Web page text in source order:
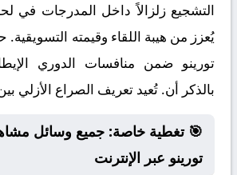
التشجيع زلزالاً داخل المدرجات في
يُعزز من هيبة اللقاء وقيمته
تورينو ضمن منافسات الدوري
بالذكر أن. تُعيد تعريف الصراع الأزلي
🎯 تغطية خاصة: جميع وسائل
تورينو عبر الإنترنت